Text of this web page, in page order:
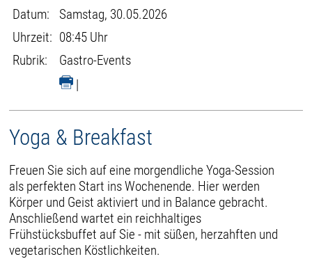
Datum:
Samstag, 30.05.2026
Uhrzeit: 08:45 Uhr
Rubrik:
Gastro-Events
|
Yoga & Breakfast
Freuen Sie sich auf eine morgendliche Yoga-Session
als perfekten Start ins Wochenende. Hier werden
Körper und Geist aktiviert und in Balance gebracht.
Anschließend wartet ein reichhaltiges
Frühstücksbuffet auf Sie - mit süßen, herzahften und
vegetarischen Köstlichkeiten.